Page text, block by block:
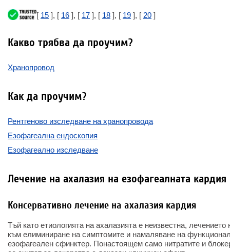
[ 15 ], [ 16 ], [ 17 ], [ 18 ], [ 19 ], [ 20 ]
Какво трябва да проучим?
Хранопровод
Как да проучим?
Рентгеново изследване на хранопровода
Езофагеална ендоскопия
Езофагеално изследване
Лечение на ахалазия на езофагеалната
Консервативно лечение на ахалазия кардия
Тъй като етиологията на ахалазията е неизвестна,
към елиминиране на симптомите и намаляване на
езофагеален сфинктер. Понастоящем само нитратите и